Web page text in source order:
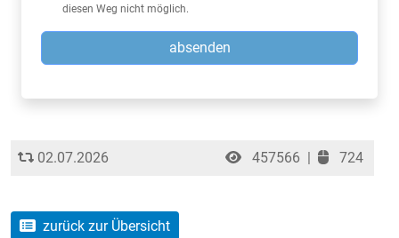
diesen Weg nicht möglich.
absenden
02.07.2026 457566 | 724
zurück zur Übersicht